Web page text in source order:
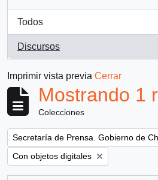
Todos
Discursos
, 1 resultados
Imprimir vista previa Cerrar
Mostrando 1
Colecciones
Remove filter:
Secretaría de Prensa. Gobierno de
Remove filter:
Con objetos digitales